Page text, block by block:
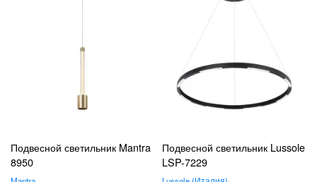
Подвесной светильник Mantra
8950
Подвесной светильник Lussole
LSP-7229